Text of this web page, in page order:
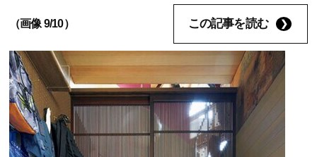
（画像 9/10） この記事を読む